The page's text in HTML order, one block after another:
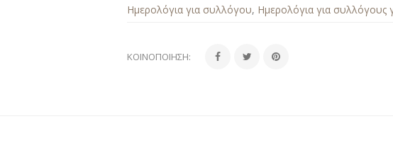
Ημερολόγια για συλλόγου, Ημερολόγια για συλλόγους
ΚΟΙΝΟΠΟΊΗΣΗ: